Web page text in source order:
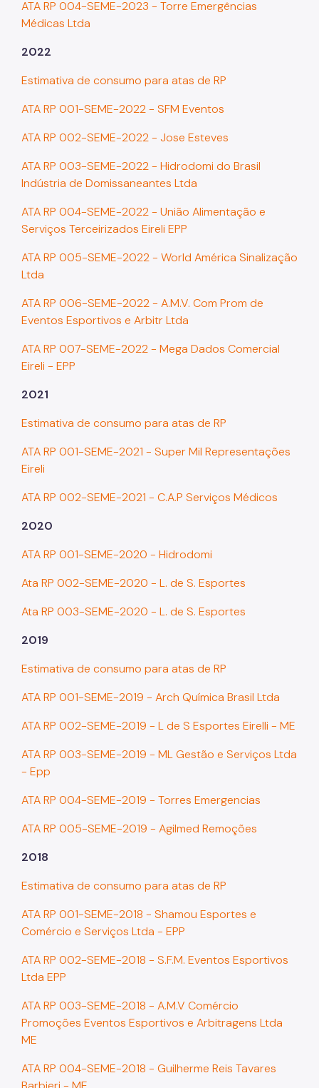
ATA RP 004-SEME-2023 - Torre Emergências
Médicas Ltda
2022
Estimativa de consumo para atas de RP
ATA RP 001-SEME-2022 - SFM Eventos
ATA RP 002-SEME-2022 - Jose Esteves
ATA RP 003-SEME-2022 - Hidrodomi do Brasil
Indústria de Domissaneantes Ltda
ATA RP 004-SEME-2022 - União Alimentação e
Serviços Terceirizados Eireli EPP
ATA RP 005-SEME-2022 - World América Sinalização
Ltda
ATA RP 006-SEME-2022 - A.M.V. Com Prom de
Eventos Esportivos e Arbitr Ltda
ATA RP 007-SEME-2022 - Mega Dados Comercial
Eireli - EPP
2021
Estimativa de consumo para atas de RP
ATA RP 001-SEME-2021 - Super Mil Representações
Eireli
ATA RP 002-SEME-2021 - C.A.P Serviços Médicos
2020
ATA RP 001-SEME-2020 - Hidrodomi
Ata RP 002-SEME-2020 - L. de S. Esportes
Ata RP 003-SEME-2020 - L. de S. Esportes
2019
Estimativa de consumo para atas de RP
ATA RP 001-SEME-2019 - Arch Química Brasil Ltda
ATA RP 002-SEME-2019 - L de S Esportes Eirelli - ME
ATA RP 003-SEME-2019 - ML Gestão e Serviços Ltda
- Epp
ATA RP 004-SEME-2019 - Torres Emergencias
ATA RP 005-SEME-2019 - Agilmed Remoções
2018
Estimativa de consumo para atas de RP
ATA RP 001-SEME-2018 - Shamou Esportes e
Comércio e Serviços Ltda - EPP
ATA RP 002-SEME-2018 - S.F.M. Eventos Esportivos
Ltda EPP
ATA RP 003-SEME-2018 - A.M.V Comércio
Promoções Eventos Esportivos e Arbitragens Ltda
ME
ATA RP 004-SEME-2018 - Guilherme Reis Tavares